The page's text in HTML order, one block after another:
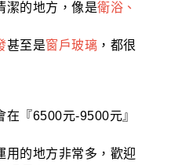
潔的地方，像是衛浴、
甚至是窗戶玻璃 ，都很
『6500元-9500元』
用的地方非常多，歡迎